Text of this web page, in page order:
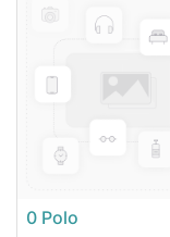
0 Polo